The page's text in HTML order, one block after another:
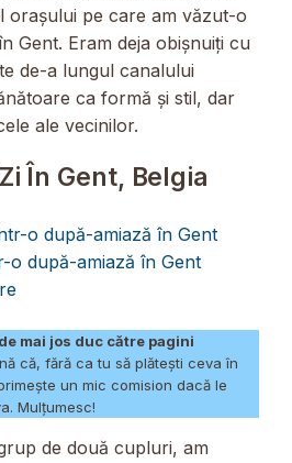
orașului pe care am văzut-o
Gent. Eram deja obișnuiți cu
de-a lungul canalului
ca formă și stil, dar
ale vecinilor.
În Gent, Belgia
o după-amiază în Gent
o după-amiază în Gent
mai jos duc către pagini
că, fără ca tu să plătești ceva în
un mic comision dacă le
Mulțumesc!
de două cupluri, am